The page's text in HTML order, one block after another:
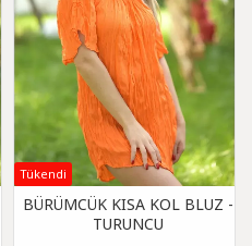
Tükendi
BÜRÜMCÜK KISA KOL BLUZ -
TURUNCU